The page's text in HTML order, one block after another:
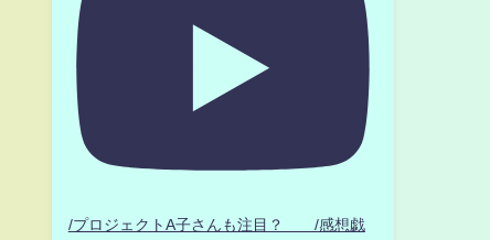
/プロジェクトA子さんも注目？ /感想戯